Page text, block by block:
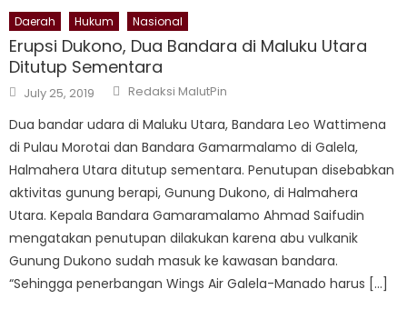
Daerah Hukum Nasional
Erupsi Dukono, Dua Bandara di Maluku Utara
Ditutup Sementara
Posted
on
July 25, 2019 Author
Redaksi MalutPin
Dua bandar udara di Maluku Utara, Bandara Leo Wattimena
di Pulau Morotai dan Bandara Gamarmalamo di Galela,
Halmahera Utara ditutup sementara. Penutupan disebabkan
aktivitas gunung berapi, Gunung Dukono, di Halmahera
Utara. Kepala Bandara Gamaramalamo Ahmad Saifudin
mengatakan penutupan dilakukan karena abu vulkanik
Gunung Dukono sudah masuk ke kawasan bandara.
“Sehingga penerbangan Wings Air Galela-Manado harus […]